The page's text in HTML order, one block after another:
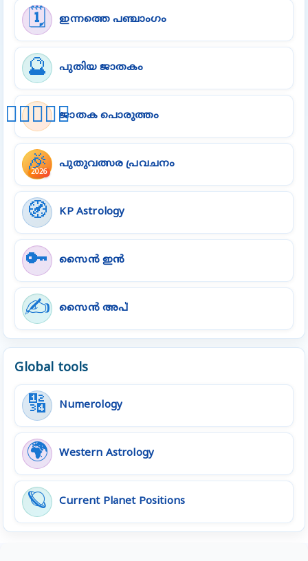
🗓️ ഇന്നത്തെ പഞ്ചാംഗം
🔮 പുതിയ ജാതകം
👩🏻‍❤️‍👨🏻ജാതക പൊരുത്തം
🎉
2026
പുതുവത്സര പ്രവചനം
🧭 KP Astrology
🔑 സൈൻ ഇൻ
✍️ സൈൻ അപ്
Global tools
🔢 Numerology
🌍 Western Astrology
🪐 Current Planet Positions